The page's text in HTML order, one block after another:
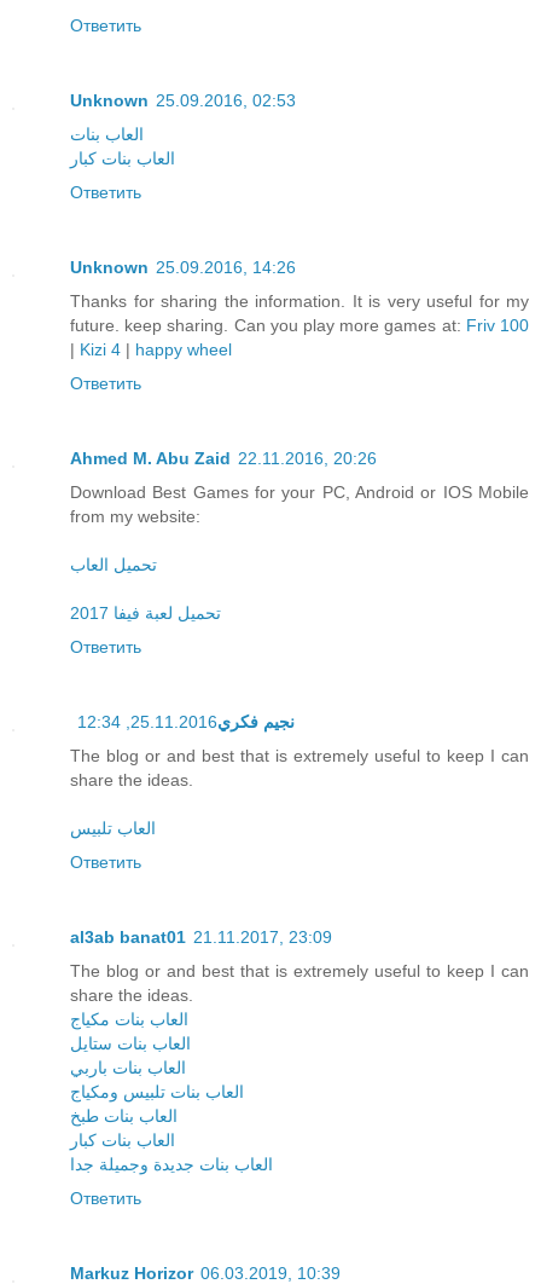
Ответить
Unknown 25.09.2016, 02:53
العاب بنات
العاب بنات كبار
Ответить
Unknown 25.09.2016, 14:26
Thanks for sharing the information. It is very useful for my
future. keep sharing. Can you play more games at: Friv 100
| Kizi 4 | happy wheel
Ответить
Ahmed M. Abu Zaid 22.11.2016, 20:26
Download Best Games for your PC, Android or IOS Mobile
from my website:
تحميل العاب
تحميل لعبة فيفا 2017
Ответить
نجيم فكري25.11.2016, 12:34
The blog or and best that is extremely useful to keep I can
share the ideas.
العاب تلبيس
Ответить
al3ab banat01 21.11.2017, 23:09
The blog or and best that is extremely useful to keep I can
share the ideas.
العاب بنات مكياج
العاب بنات ستايل
العاب بنات باربي
العاب بنات تلبيس ومكياج
العاب بنات طبخ
العاب بنات كبار
العاب بنات جديدة وجميلة جدا
Ответить
Markuz Horizor 06.03.2019, 10:39